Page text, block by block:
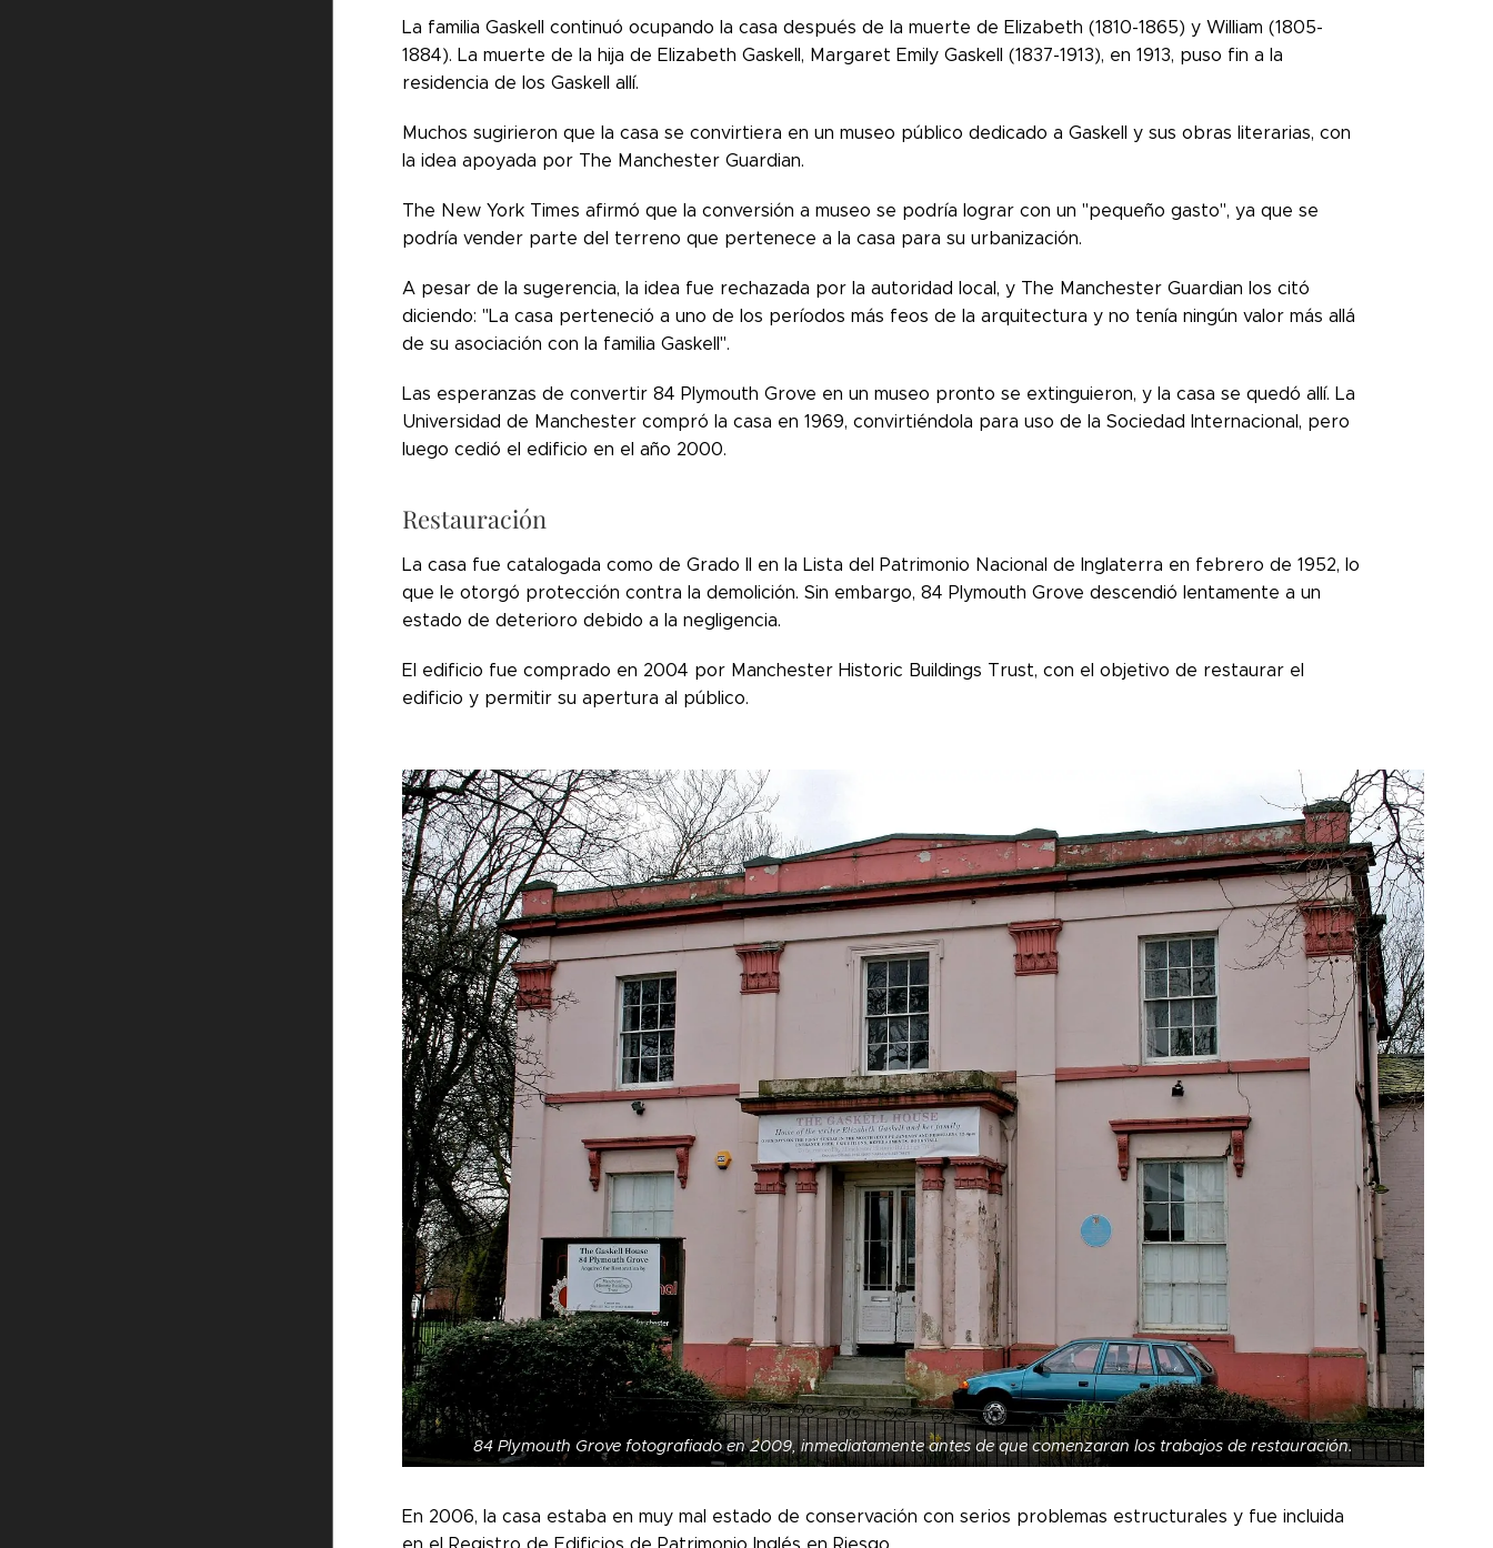
La familia Gaskell continuó ocupando la casa después de la muerte de Elizabeth (1810-1865) y William (1805-
1884). La muerte de la hija de Elizabeth Gaskell, Margaret Emily Gaskell (1837-1913), en 1913, puso fin a la
residencia de los Gaskell allí.
Muchos sugirieron que la casa se convirtiera en un museo público dedicado a Gaskell y sus obras literarias, con
la idea apoyada por The Manchester Guardian.
The New York Times afirmó que la conversión a museo se podría lograr con un "pequeño gasto", ya que se
podría vender parte del terreno que pertenece a la casa para su urbanización.
A pesar de la sugerencia, la idea fue rechazada por la autoridad local, y The Manchester Guardian los citó
diciendo: "La casa perteneció a uno de los períodos más feos de la arquitectura y no tenía ningún valor más allá
de su asociación con la familia Gaskell".
Las esperanzas de convertir 84 Plymouth Grove en un museo pronto se extinguieron, y la casa se quedó allí. La
Universidad de Manchester compró la casa en 1969, convirtiéndola para uso de la Sociedad Internacional, pero
luego cedió el edificio en el año 2000.
Restauración
La casa fue catalogada como de Grado II en la Lista del Patrimonio Nacional de Inglaterra en febrero de 1952, lo
que le otorgó protección contra la demolición. Sin embargo, 84 Plymouth Grove descendió lentamente a un
estado de deterioro debido a la negligencia.
El edificio fue comprado en 2004 por Manchester Historic Buildings Trust, con el objetivo de restaurar el
edificio y permitir su apertura al público.
84 Plymouth Grove fotografiado en 2009, inmediatamente antes de que comenzaran los trabajos de restauración.
En 2006, la casa estaba en muy mal estado de conservación con serios problemas estructurales y fue incluida